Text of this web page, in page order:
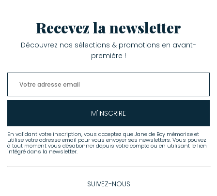
Recevez la newsletter
Découvrez nos sélections & promotions en avant-
première !
M'INSCRIRE
En validant votre inscription, vous acceptez que Jane de Boy mémorise et
utilise votre adresse email pour vous envoyer ses newsletters. Vous pouvez
à tout moment vous désabonner depuis votre compte ou en utilisant le lien
intégré dans la newsletter.
SUIVEZ-NOUS